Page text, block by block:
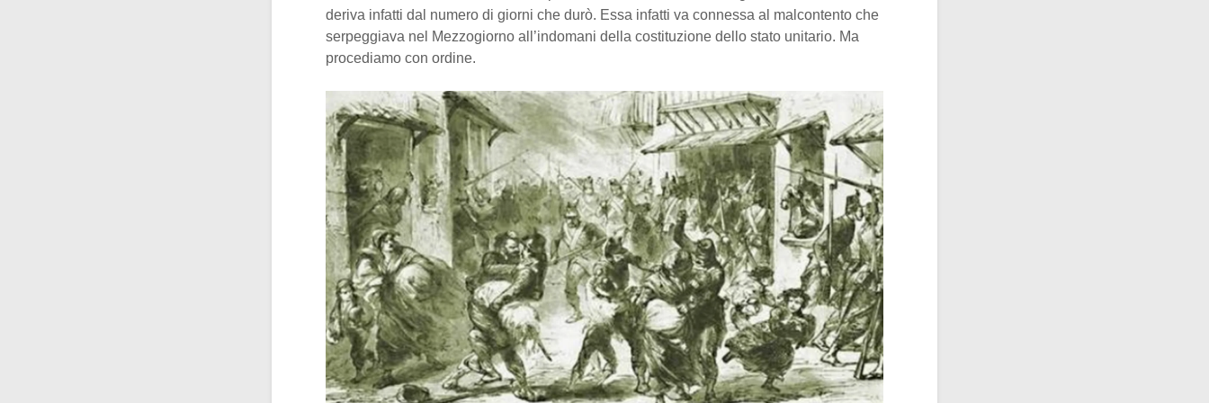
deriva infatti dal numero di giorni che durò. Essa infatti va connessa al malcontento che
serpeggiava nel Mezzogiorno all’indomani della costituzione dello stato unitario. Ma
procediamo con ordine.